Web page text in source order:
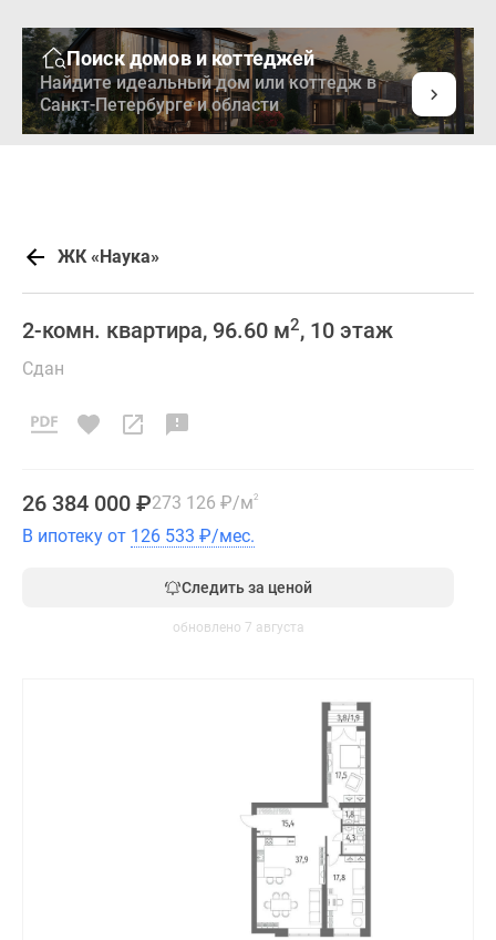
Поиск домов и коттеджей
Найдите идеальный дом или коттедж в
Санкт-Петербурге и области
ЖК «Наука»
2-комн. квартира, 96.60 м2, 10 этаж
Сдан
26 384 000 ₽273 126 ₽/м2
В ипотеку от 126 533 ₽/мес.
Следить за ценой
обновлено 7 августа